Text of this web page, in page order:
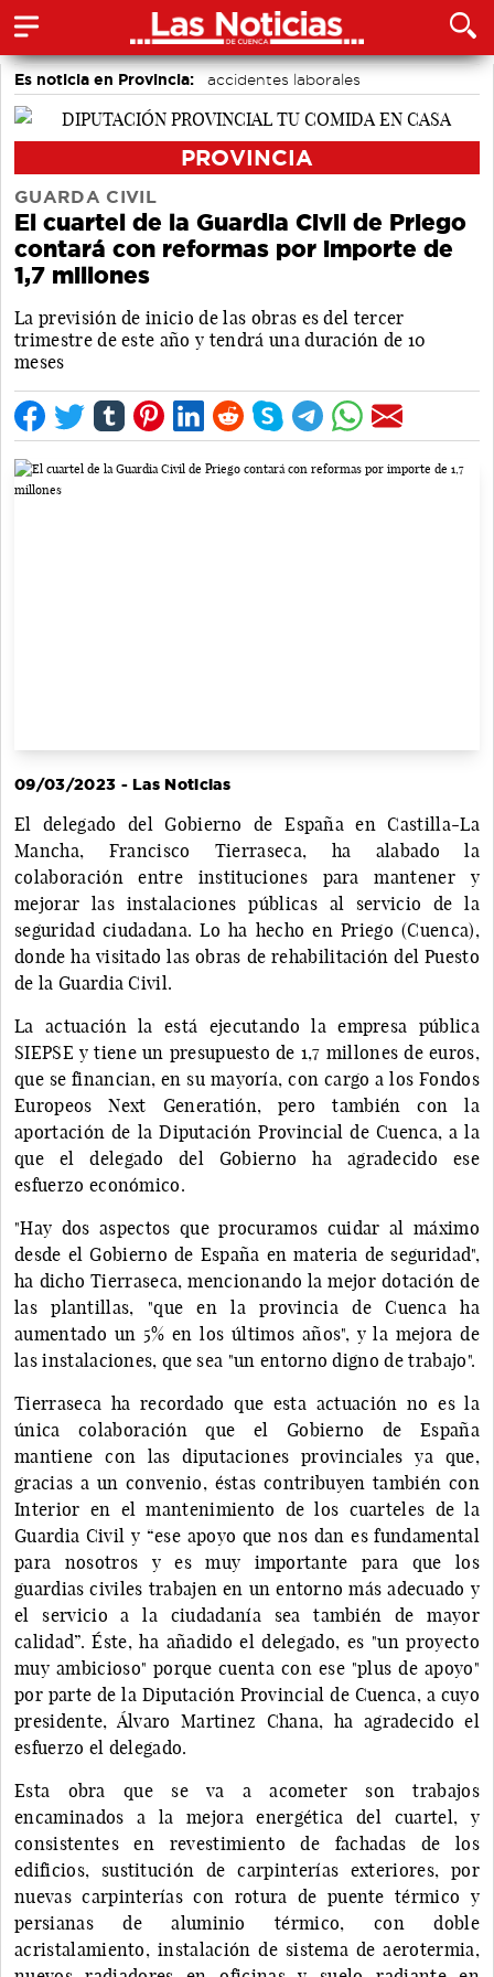
Es noticia en Provincia:
accidentes laborales
Medio Ambiente
PROVINCIA
GUARDA CIVIL
El cuartel de la Guardia Civil de Priego
contará con reformas por importe de
1,7 millones
La previsión de inicio de las obras es del tercer
trimestre de este año y tendrá una duración de 10
meses
09/03/2023 - Las Noticias
El delegado del Gobierno de España en Castilla-La
Mancha, Francisco Tierraseca, ha alabado la
colaboración entre instituciones para mantener y
mejorar las instalaciones públicas al servicio de la
seguridad ciudadana. Lo ha hecho en Priego (Cuenca),
donde ha visitado las obras de rehabilitación del Puesto
de la Guardia Civil.
La actuación la está ejecutando la empresa pública
SIEPSE y tiene un presupuesto de 1,7 millones de euros,
que se financian, en su mayoría, con cargo a los Fondos
Europeos Next Generatión, pero también con la
aportación de la Diputación Provincial de Cuenca, a la
que el delegado del Gobierno ha agradecido ese
esfuerzo económico.
"Hay dos aspectos que procuramos cuidar al máximo
desde el Gobierno de España en materia de seguridad",
ha dicho Tierraseca, mencionando la mejor dotación de
las plantillas, "que en la provincia de Cuenca ha
aumentado un 5% en los últimos años", y la mejora de
las instalaciones, que sea "un entorno digno de trabajo".
Tierraseca ha recordado que esta actuación no es la
única colaboración que el Gobierno de España
mantiene con las diputaciones provinciales ya que,
gracias a un convenio, éstas contribuyen también con
Interior en el mantenimiento de los cuarteles de la
Guardia Civil y “ese apoyo que nos dan es fundamental
para nosotros y es muy importante para que los
guardias civiles trabajen en un entorno más adecuado y
el servicio a la ciudadanía sea también de mayor
calidad”. Éste, ha añadido el delegado, es "un proyecto
muy ambicioso" porque cuenta con ese "plus de apoyo"
por parte de la Diputación Provincial de Cuenca, a cuyo
presidente, Álvaro Martinez Chana, ha agradecido el
esfuerzo el delegado.
Esta obra que se va a acometer son trabajos
encaminados a la mejora energética del cuartel, y
consistentes en revestimiento de fachadas de los
edificios, sustitución de carpinterías exteriores, por
nuevas carpinterías con rotura de puente térmico y
persianas de aluminio térmico, con doble
acristalamiento, instalación de sistema de aerotermia,